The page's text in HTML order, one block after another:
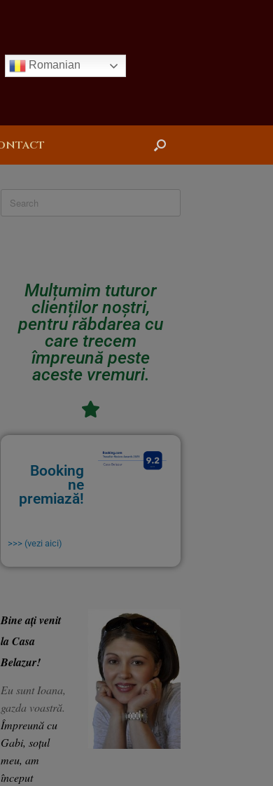
Romanian
Mulțumim tuturor
clienților noștri,
pentru răbdarea cu
care trecem
împreună peste
aceste vremuri.
Booking
ne
premiază!
>>> (vezi aici)
Bine ați venit
la Casa
Belazur!
Eu sunt Ioana,
gazda voastră.
Împreună cu
Gabi, soțul
meu, am
început